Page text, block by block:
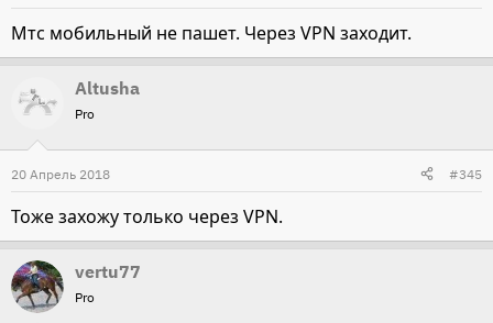
Мтс мобильный не пашет. Через VPN заходит.
Altusha
Pro
20 Апрель 2018 #345
Тоже захожу только через VPN.
vertu77
Pro